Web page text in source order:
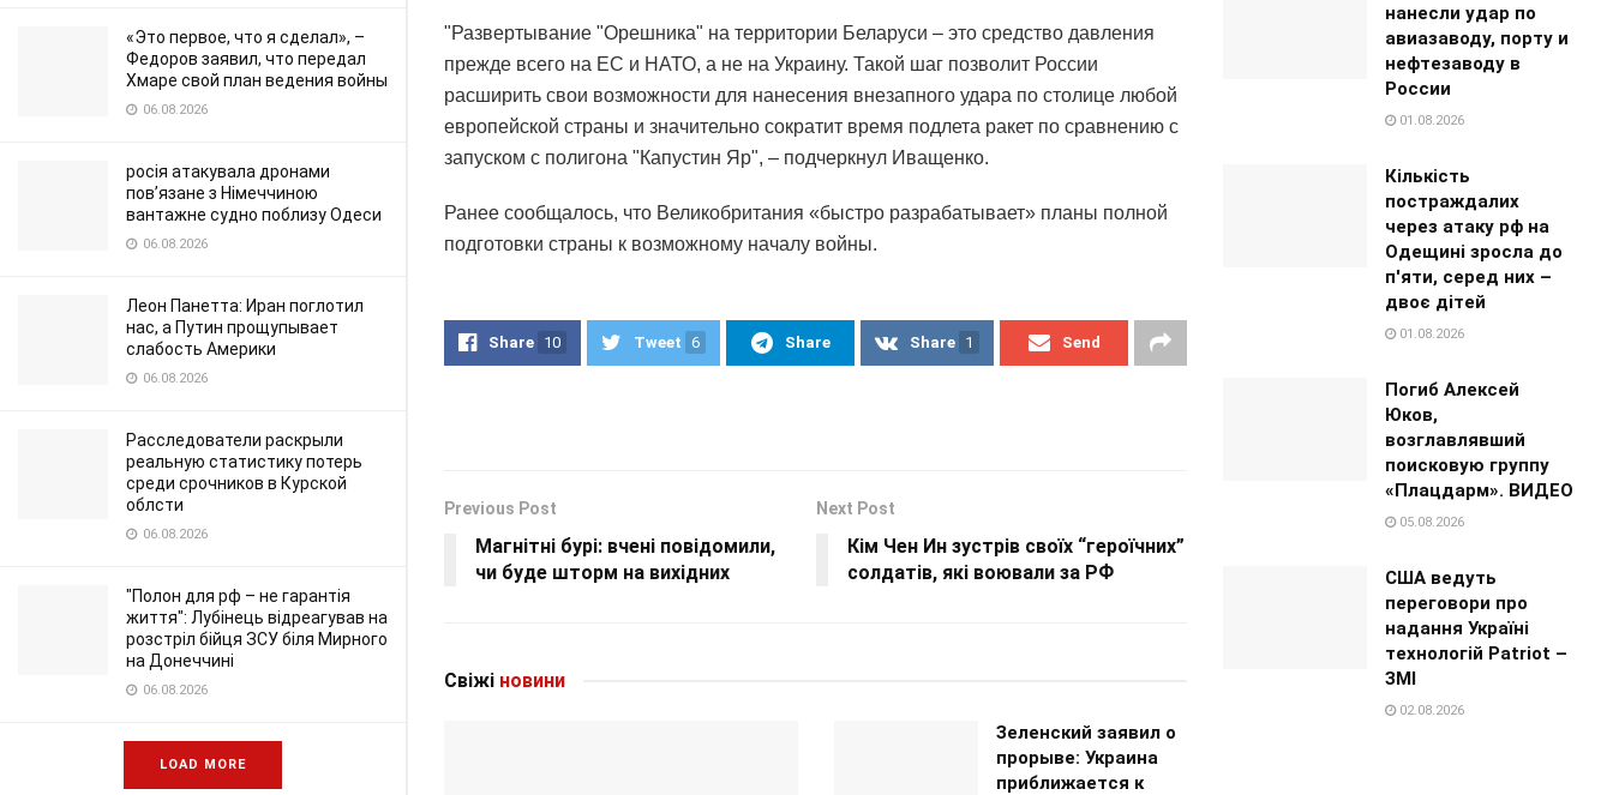
«Это первое, что я сделал», –
Федоров заявил, что передал
Хмаре свой план ведения войны
06.08.2026
росія атакувала дронами
пов’язане з Німеччиною
вантажне судно поблизу Одеси
06.08.2026
Леон Панетта: Иран поглотил
нас, а Путин прощупывает
слабость Америки
06.08.2026
Расследователи раскрыли
реальную статистику потерь
среди срочников в Курской
облсти
06.08.2026
"Полон для рф – не гарантія
життя": Лубінець відреагував на
розстріл бійця ЗСУ біля Мирного
на Донеччині
06.08.2026
LOAD MORE
"Развертывание "Орешника" на территории Беларуси – это средство давления
прежде всего на ЕС и НАТО, а не на Украину. Такой шаг позволит России
расширить свои возможности для нанесения внезапного удара по столице любой
европейской страны и значительно сократит время подлета ракет по сравнению с
запуском с полигона "Капустин Яр", – подчеркнул Иващенко.
Ранее сообщалось, что Великобритания «быстро разрабатывает» планы полной
подготовки страны к возможному началу войны.
Share 10 Tweet 6 Share Share 1 Send
Previous Post
Магнітні бурі: вчені повідомили,
чи буде шторм на вихідних
Next Post
Кім Чен Ин зустрів своїх “героїчних”
солдатів, які воювали за РФ
Свіжі новини
Зеленский заявил о
прорыве: Украина
приближается к
нанесли удар по
авиазаводу, порту и
нефтезаводу в
России
01.08.2026
Кількість
постраждалих
через атаку рф на
Одещині зросла до
п'яти, серед них –
двоє дітей
01.08.2026
Погиб Алексей
Юков,
возглавлявший
поисковую группу
«Плацдарм». ВИДЕО
05.08.2026
США ведуть
переговори про
надання Україні
технологій Patriot –
ЗМІ
02.08.2026